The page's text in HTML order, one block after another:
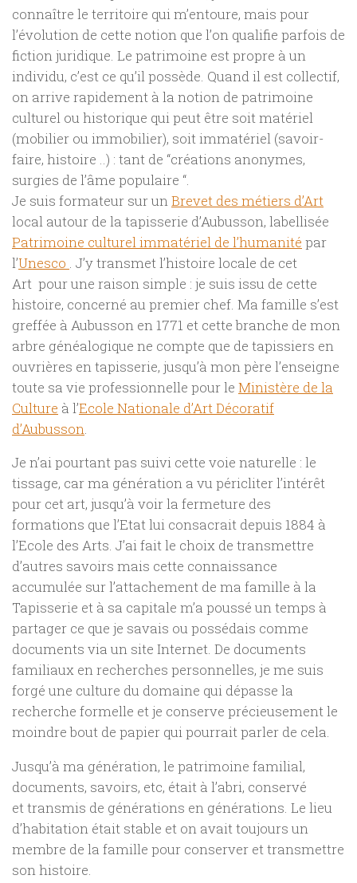
connaître le territoire qui m’entoure, mais pour
l’évolution de cette notion que l’on qualifie parfois de
fiction juridique. Le patrimoine est propre à un
individu, c’est ce qu’il possède. Quand il est collectif,
on arrive rapidement à la notion de patrimoine
culturel ou historique qui peut être soit matériel
(mobilier ou immobilier), soit immatériel (savoir-
faire, histoire ..) : tant de “créations anonymes,
surgies de l’âme populaire “.
Je suis formateur sur unBrevet des métiers d’Art
local autour de la tapisserie d’Aubusson, labellisée
Patrimoine culturel immatériel de l’humanité par
l’Unesco . J’y transmet l’histoire locale de cet
Art pour une raison simple : je suis issu de cette
histoire, concerné au premier chef. Ma famille s’est
greffée à Aubusson en 1771 et cette branche de mon
arbre généalogique ne compte que de tapissiers en
ouvrières en tapisserie, jusqu’à mon père l’enseigne
toute sa vie professionnelle pour le Ministère de la
Culture à l’Ecole Nationale d’Art Décoratif
d’Aubusson.
Je n’ai pourtant pas suivi cette voie naturelle : le
tissage, car ma génération a vu péricliter l’intérêt
pour cet art, jusqu’à voir la fermeture des
formations que l’Etat lui consacrait depuis 1884 à
l’Ecole des Arts. J’ai fait le choix de transmettre
d’autres savoirs mais cette connaissance
accumulée sur l’attachement de ma famille à la
Tapisserie et à sa capitale m’a poussé un temps à
partager ce que je savais ou possédais comme
documents via un site Internet. De documents
familiaux en recherches personnelles, je me suis
forgé une culture du domaine qui dépasse la
recherche formelle et je conserve précieusement le
moindre bout de papier qui pourrait parler de cela.
Jusqu’à ma génération, le patrimoine familial,
documents, savoirs, etc, était à l’abri, conservé
et transmis de générations en générations. Le lieu
d’habitation était stable et on avait toujours un
membre de la famille pour conserver et transmettre
son histoire.